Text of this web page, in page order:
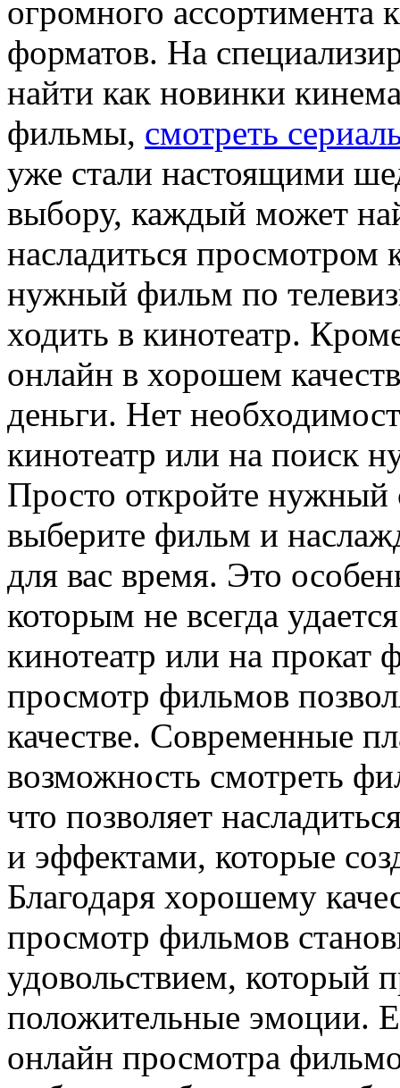
огромного ассортимента
форматов. На
найти как новинки
фильмы, смотреть
уже стали настоящими
выбору, каждый может
насладиться просмотром
нужный фильм по
ходить в кинотеатр.
онлайн в хорошем
деньги. Нет
кинотеатр или на поиск
Просто откройте нужный
выберите фильм и
для вас время. Это
которым не всегда
кинотеатр или на прокат
просмотр фильмов
качестве. Современные
возможность смотреть
что позволяет
и эффектами, которые
Благодаря хорошему
просмотр фильмов
удовольствием, который
положительные эмоции.
онлайн просмотра